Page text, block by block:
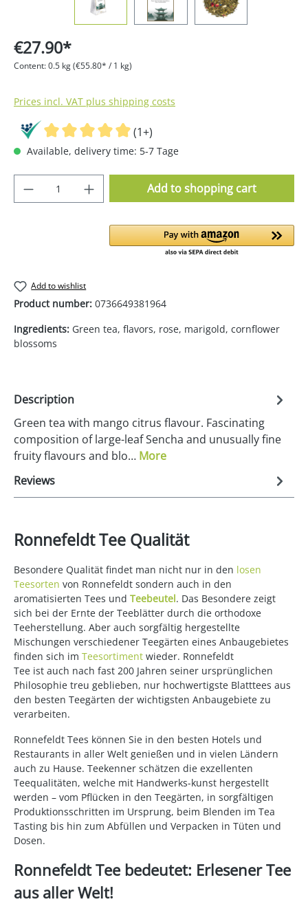
€27.90*
Content:0.5 kg(€55.80* / 1 kg)
Prices incl. VAT plus shipping costs
(1+)
Available, delivery time: 5-7 Tage
Product Quantity: Enter the desired
Add to shopping cart
Add to wishlist
Product number: 0736649381964
Ingredients: Green tea, flavors, rose, marigold, cornflower
blossoms
Description
Green tea with mango citrus flavour. Fascinating
composition of large-leaf Sencha and unusually fine
fruity flavours and blo… More
Reviews
Ronnefeldt Tee Qualität
Besondere Qualität findet man nicht nur in den losen
Teesorten von Ronnefeldt sondern auch in den
aromatisierten Tees und Teebeutel. Das Besondere zeigt
sich bei der Ernte der Teeblätter durch die orthodoxe
Teeherstellung. Aber auch sorgfältig hergestellte
Mischungen verschiedener Teegärten eines Anbaugebietes
finden sich im Teesortiment wieder. Ronnefeldt
Tee ist auch nach fast 200 Jahren seiner ursprünglichen
Philosophie treu geblieben, nur hochwertigste Blatttees aus
den besten Teegärten der wichtigsten Anbaugebiete zu
verarbeiten.
Ronnefeldt Tees können Sie in den besten Hotels und
Restaurants in aller Welt genießen und in vielen Ländern
auch zu Hause. Teekenner schätzen die exzellenten
Teequalitäten, welche mit Handwerks-kunst hergestellt
werden – vom Pflücken in den Teegärten, in sorgfältigen
Produktionsschritten im Ursprung, beim Blenden im Tea
Tasting bis hin zum Abfüllen und Verpacken in Tüten und
Dosen.
Ronnefeldt Tee bedeutet: Erlesener Tee
aus aller Welt!